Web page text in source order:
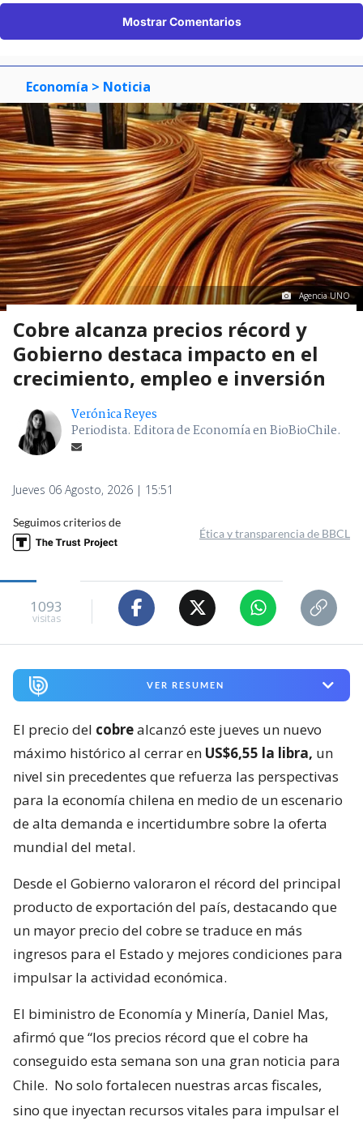
Mostrar Comentarios
Economía > Noticia
Agencia UNO
Cobre alcanza precios récord y
Gobierno destaca impacto en el
crecimiento, empleo e inversión
Verónica Reyes
Periodista. Editora de Economía en BioBioChile.
Jueves 06 Agosto, 2026 | 15:51
Seguimos criterios de
Ética y transparencia de BBCL
1093
visitas
VER RESUMEN
El precio del cobrealcanzó este jueves un nuevo
máximo histórico al cerrar en US$6,55 la libra, un
nivel sin precedentes que refuerza las perspectivas
para la economía chilena en medio de un escenario
de alta demanda e incertidumbre sobre la oferta
mundial del metal.
Desde el Gobierno valoraron el récord del principal
producto de exportación del país, destacando que
un mayor precio del cobre se traduce en más
ingresos para el Estado y mejores condiciones para
impulsar la actividad económica.
El biministro de Economía y Minería, Daniel Mas,
afirmó que “los precios récord que el cobre ha
conseguido esta semana son una gran noticia para
Chile. No solo fortalecen nuestras arcas fiscales,
sino que inyectan recursos vitales para impulsar el